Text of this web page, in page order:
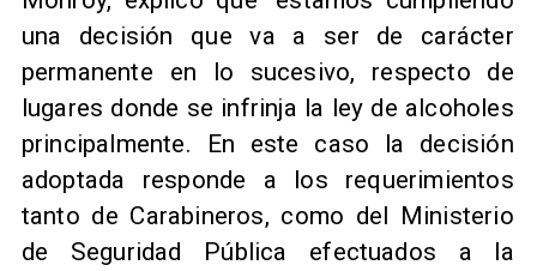
una decisión que va a ser de carácter
permanente en lo sucesivo, respecto de
lugares donde se infrinja la ley de alcoholes
principalmente. En este caso la decisión
adoptada responde a los requerimientos
tanto de Carabineros, como del Ministerio
de Seguridad Pública efectuados a la